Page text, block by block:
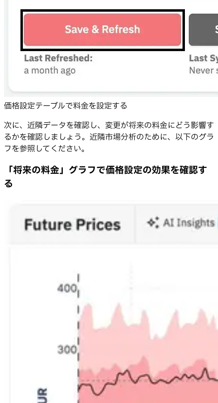
価格設定テーブルで料金を設定する
次に、近隣データを確認し、変更が将来の料金にどう影響す
るかを確認しましょう。近隣市場分析のために、以下のグラ
フを参照してください。
「将来の料金」グラフで価格設定の効果を確認す
る